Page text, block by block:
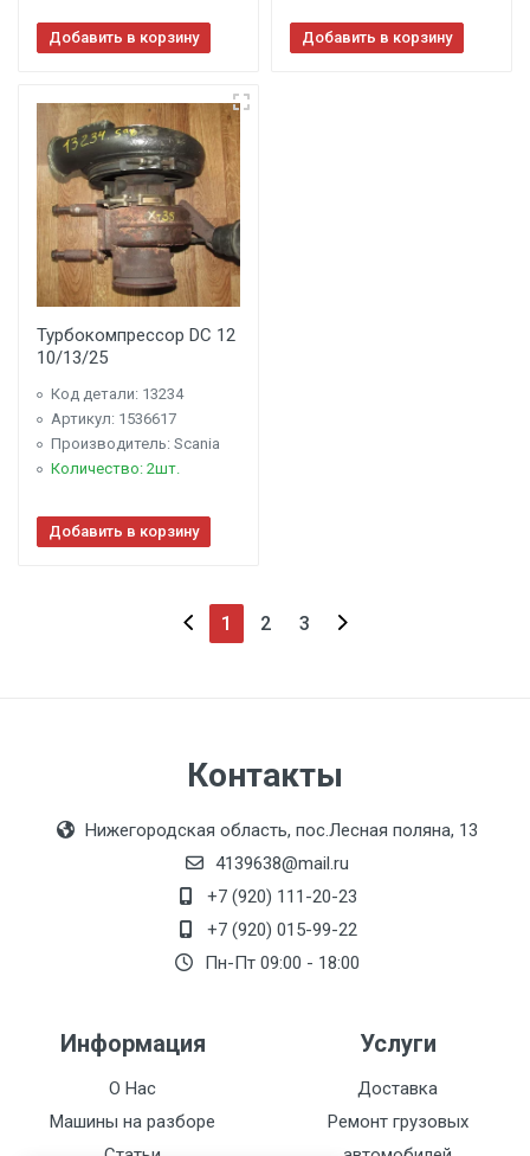
Добавить в корзину Добавить в корзину
Турбокомпрессор DC 12
10/13/25
Код детали: 13234
Артикул: 1536617
Производитель: Scania
Количество: 2шт.
Добавить в корзину
1 2 3
Контакты
Нижегородская область, пос.Лесная поляна, 13
4139638@mail.ru
+7 (920) 111-20-23
+7 (920) 015-99-22
Пн-Пт 09:00 - 18:00
Информация
О Нас
Машины на разборе
Услуги
Доставка
Ремонт грузовых